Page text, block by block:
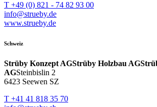
T +49 (0) 821 - 74 82 93 00
info@strueby.de
www.strueby.de
Schweiz
Strüby Konzept AGStrüby Holzbau AG
AGSteinbislin 2
6423 Seewen SZ
T +41 41 818 35 70